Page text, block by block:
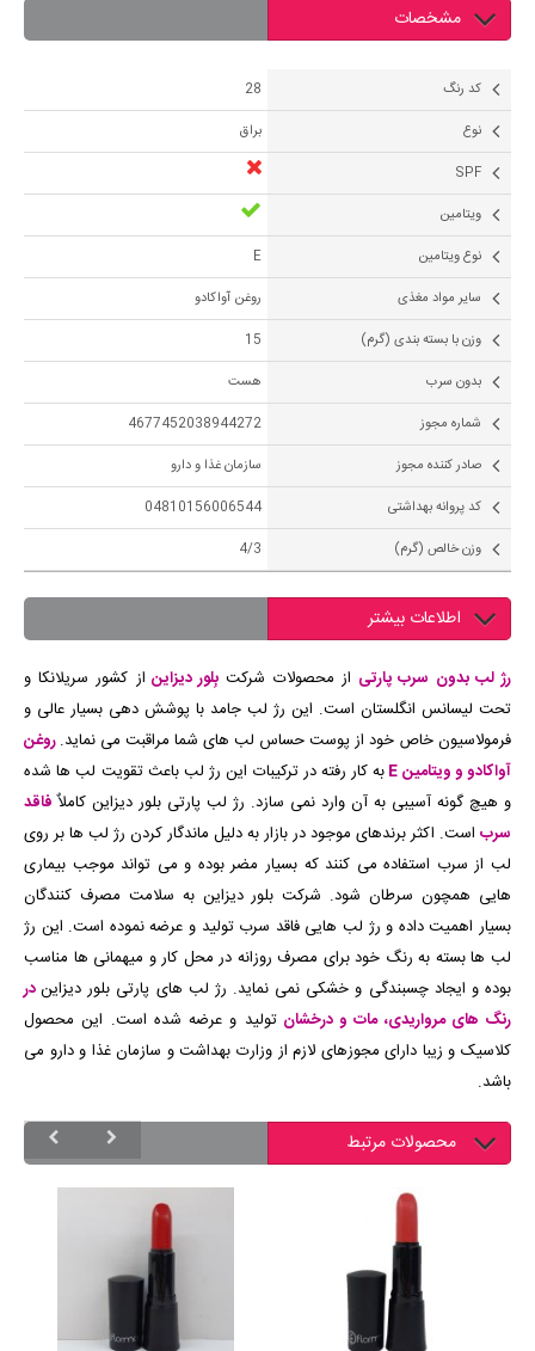
مشخصات
کد رنگ
28
نوع
براق
SPF
ویتامین
نوع ویتامین
E
سایر مواد مغذی
روغن آواکادو
وزن با بسته بندی (گرم)
15
بدون سرب
هست
شماره مجوز
4677452038944272
صادر کننده مجوز
سازمان غذا و دارو
کد پروانه بهداشتی
04810156006544
وزن خالص (گرم)
4/3
اطلاعات بیشتر
رژ لب بدون سرب پارتی از محصولات شرکت بِلور دیزاین از کشور سریلانکا و
تحت لیسانس انگلستان است. این رژ لب جامد با پوشش دهی بسیار عالی و
فرمولاسیون خاص خود از پوست حساس لب های شما مراقبت می نماید.روغن
آواکادو و ویتامین E
به کار رفته در ترکیبات این رژ لب باعث تقویت لب ها شده
و هیچ گونه آسیبی به آن وارد نمی سازد. رژ لب پارتی بلور دیزاین کاملاٌفاقد
سرب است. اکثر برندهای موجود در بازار به دلیل ماندگار کردن رژ لب ها بر روی
لب از سرب استفاده می کنند که بسیار مضر بوده و می تواند موجب بیماری
هایی همچون سرطان شود. شرکت بلور دیزاین به سلامت مصرف کنندگان
بسیار اهمیت داده و رژ لب هایی فاقد سرب تولید و عرضه نموده است. این رژ
لب ها بسته به رنگ خود برای مصرف روزانه در محل کار و میهمانی ها مناسب
بوده و ایجاد چسبندگی و خشکی نمی نماید. رژ لب های پارتی بلور دیزایندر
رنگ های مرواریدی، مات و درخشانتولید و عرضه شده است. این محصول
کلاسیک و زیبا دارای مجوزهای لازم از وزارت بهداشت و سازمان غذا و دارو می
باشد.
محصولات مرتبط